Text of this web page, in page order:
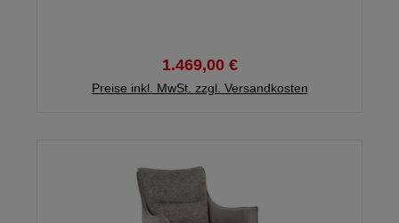
1.469,00 €
Preise inkl. MwSt. zzgl. Versandkosten